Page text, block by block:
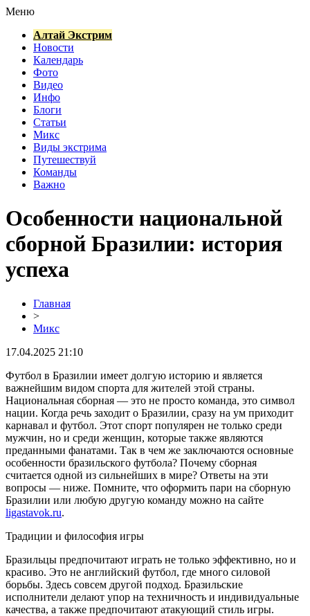
Меню
Алтай Экстрим
Новости
Календарь
Фото
Видео
Инфо
Блоги
Статьи
Микс
Виды экстрима
Путешествуй
Команды
Важно
Особенности национальной
сборной Бразилии: история
успеха
Главная
>
Микс
17.04.2025 21:10
Футбол в Бразилии имеет долгую историю и является
важнейшим видом спорта для жителей этой страны.
Национальная сборная — это не просто команда, это символ
нации. Когда речь заходит о Бразилии, сразу на ум приходит
карнавал и футбол. Этот спорт популярен не только среди
мужчин, но и среди женщин, которые также являются
преданными фанатами. Так в чем же заключаются основные
особенности бразильского футбола? Почему сборная
считается одной из сильнейших в мире? Ответы на эти
вопросы — ниже. Помните, что оформить пари на сборную
Бразилии или любую другую команду можно на сайте
ligastavok.ru.
Традиции и философия игры
Бразильцы предпочитают играть не только эффективно, но и
красиво. Это не английский футбол, где много силовой
борьбы. Здесь совсем другой подход. Бразильские
исполнители делают упор на техничность и индивидуальные
качества, а также предпочитают атакующий стиль игры.